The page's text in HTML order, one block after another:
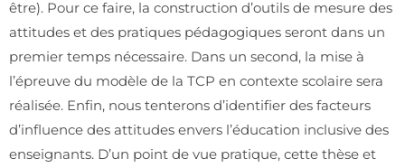
être). Pour ce faire, la construction d’outils de mesure des
attitudes et des pratiques pédagogiques seront dans un
premier temps nécessaire. Dans un second, la mise à
l’épreuve du modèle de la TCP en contexte scolaire sera
réalisée. Enfin, nous tenterons d’identifier des facteurs
d’influence des attitudes envers l’éducation inclusive des
enseignants. D’un point de vue pratique, cette thèse et